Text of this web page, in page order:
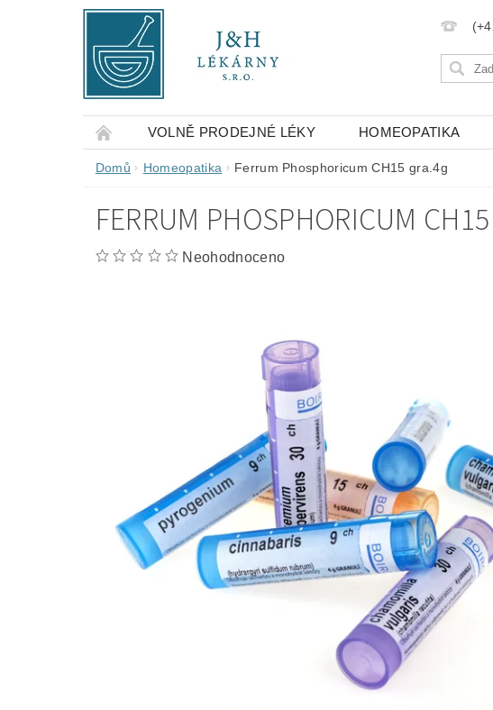
VOLNĚ PRODEJNÉ LÉKY HOMEOPATIKA
OBCHODNÍ PODMÍNKY KONTAKTY
Domů Homeopatika Ferrum Phosphoricum CH15 gra.4g
FERRUM PHOSPHORICUM
Neohodnoceno